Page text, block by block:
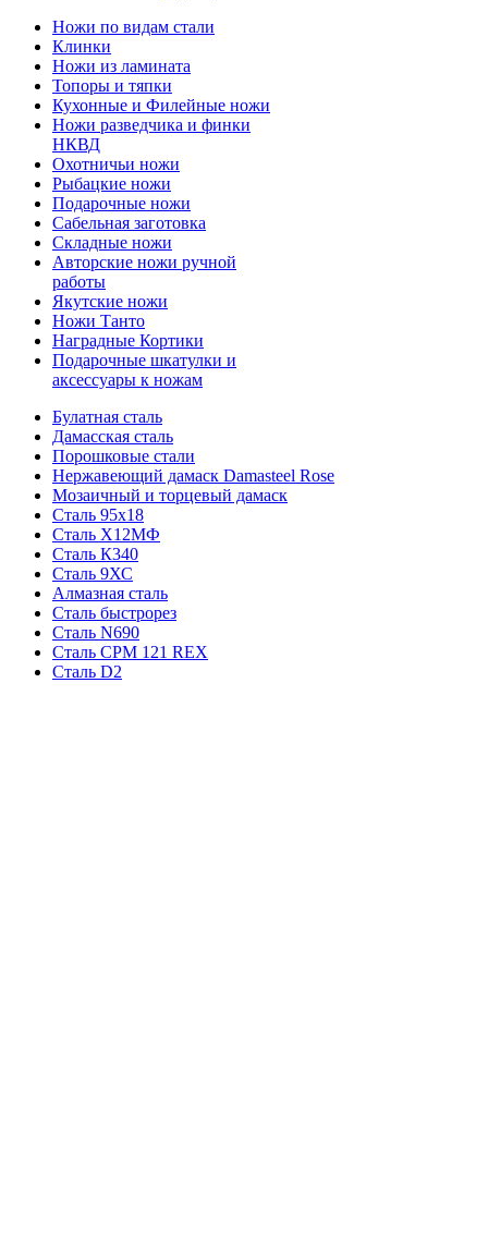
Ножи по видам стали
Клинки
Ножи из ламината
Топоры и тяпки
Кухонные и Филейные ножи
Ножи разведчика и финки
НКВД
Охотничьи ножи
Рыбацкие ножи
Подарочные ножи
Сабельная заготовка
Складные ножи
Авторские ножи ручной
работы
Якутские ножи
Ножи Танто
Наградные Кортики
Подарочные шкатулки и
аксессуары к ножам
Булатная сталь
Дамасская сталь
Порошковые стали
Нержавеющий дамаск Damasteel Rose
Мозаичный и торцевый дамаск
Сталь 95х18
Сталь Х12МФ
Сталь К340
Сталь 9ХС
Алмазная сталь
Сталь быстрорез
Сталь N690
Сталь CPM 121 REX
Сталь D2